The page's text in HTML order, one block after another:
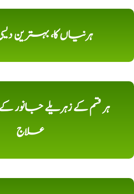
ہرنیاں کا، بہترین
ہر قسم کے زہریلے جانور کے
علاج